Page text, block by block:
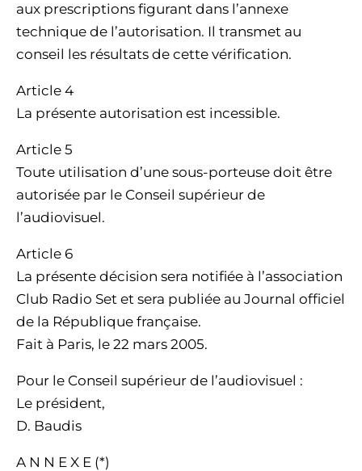
aux prescriptions figurant dans l’annexe
technique de l’autorisation. Il transmet au
conseil les résultats de cette vérification.
Article 4
La présente autorisation est incessible.
Article 5
Toute utilisation d’une sous-porteuse doit être
autorisée par le Conseil supérieur de
l’audiovisuel.
Article 6
La présente décision sera notifiée à l’association
Club Radio Set et sera publiée au Journal officiel
de la République française.
Fait à Paris, le 22 mars 2005.
Pour le Conseil supérieur de l’audiovisuel :
Le président,
D. Baudis
A N N E X E (*)